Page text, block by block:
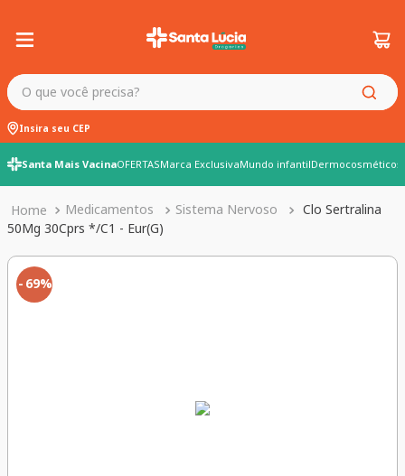
O que você precisa?
Insira seu CEP
Santa Mais VacinaOFERTASMarca ExclusivaMundo infantilDermocosméticos
Medicamentos Sistema Nervoso
Clo Sertralina
50Mg 30Cprs */C1 - Eur(G)
69%